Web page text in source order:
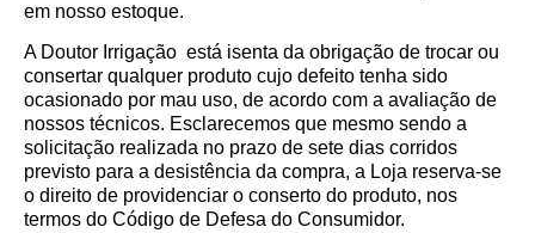
em nosso estoque.
A Doutor Irrigação está isenta da obrigação de trocar ou
consertar qualquer produto cujo defeito tenha sido
ocasionado por mau uso, de acordo com a avaliação de
nossos técnicos. Esclarecemos que mesmo sendo a
solicitação realizada no prazo de sete dias corridos
previsto para a desistência da compra, a Loja reserva-se
o direito de providenciar o conserto do produto, nos
termos do Código de Defesa do Consumidor.